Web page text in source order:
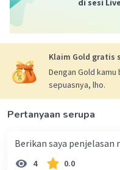
Ek B = 150 Joule
adalah 0 Joule dan
Beri Rating
di sesi
Klaim Gold gratis
Dengan Gold
sepuasnya, lho.
Pertanyaan serupa
Berikan saya penjelasan
4 0.0